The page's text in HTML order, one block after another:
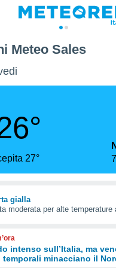
Meteo Sales
27°
7
gialla
moderata per alte temperature
intenso sull’Italia, ma
temporali minacciano il